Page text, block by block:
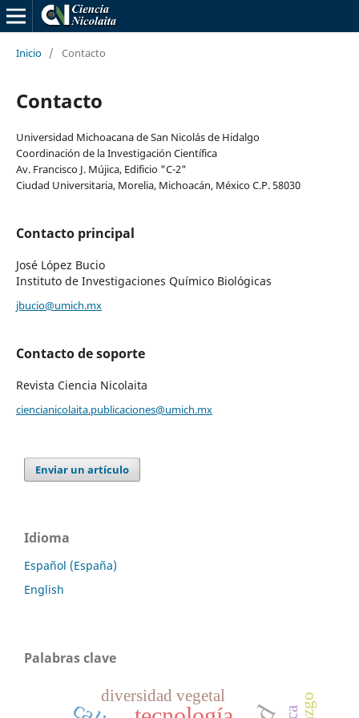
Inicio / Contacto
Contacto
Universidad Michoacana de San Nicolás de Hidalgo
Coordinación de la Investigación Científica
Av. Francisco J. Mújica, Edificio "C-2"
Ciudad Universitaria, Morelia, Michoacán, México C.P. 58030
Contacto principal
José López Bucio
Instituto de Investigaciones Químico Biológicas
jbucio@umich.mx
Contacto de soporte
Revista Ciencia Nicolaita
ciencianicolaita.publicaciones@umich.mx
Enviar un artículo
Idioma
Español (España)
English
Palabras clave
diversidad vegetal